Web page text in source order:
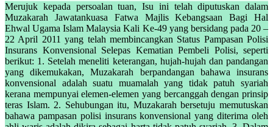
Merujuk kepada persoalan tuan, Isu ini telah diputuskan dalam
Muzakarah Jawatankuasa Fatwa Majlis Kebangsaan Bagi Hal
Ehwal Ugama Islam Malaysia Kali Ke-49 yang bersidang pada 20 –
22 April 2011 yang telah membincangkan Status Pampasan Polisi
Insurans Konvensional Selepas Kematian Pembeli Polisi, seperti
berikut: 1. Setelah meneliti keterangan, hujah-hujah dan pandangan
yang dikemukakan, Muzakarah berpandangan bahawa insurans
konvensional adalah suatu muamalah yang tidak patuh syariah
kerana mempunyai elemen-elemen yang bercanggah dengan prinsip
teras Islam. 2. Sehubungan itu, Muzakarah bersetuju memutuskan
bahawa pampasan polisi insurans konvensional yang diterima oleh